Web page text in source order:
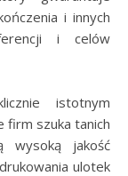
i innych
i celów
istotnym
firm szuka tanich
wysoką jakość
ulotek